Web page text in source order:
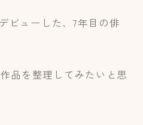
ビューした、7年目の俳
品を整理してみたいと思